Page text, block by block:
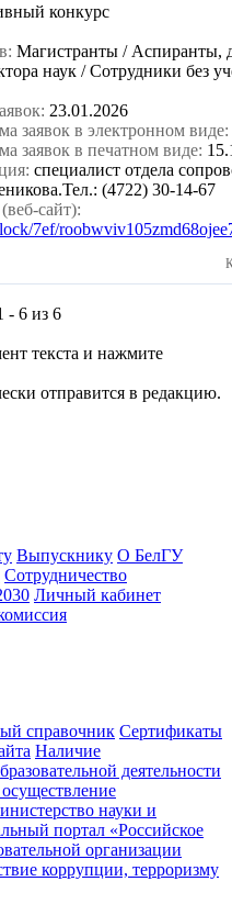
конкурс
Магистранты / Аспиранты,
наук / Сотрудники без
23.01.2026
заявок в электронном виде:
заявок в печатном виде:
специалист отдела
(4722) 30-14-67
сайт):
7ef/
- 6 из 6
текста и нажмите
отправится в редакцию.
Выпускнику О БелГУ
Сотрудничество
Личный кабинет
справочник Сертификаты
Наличие
деятельности
науки и
портал «Российское
организации
коррупции, терроризму